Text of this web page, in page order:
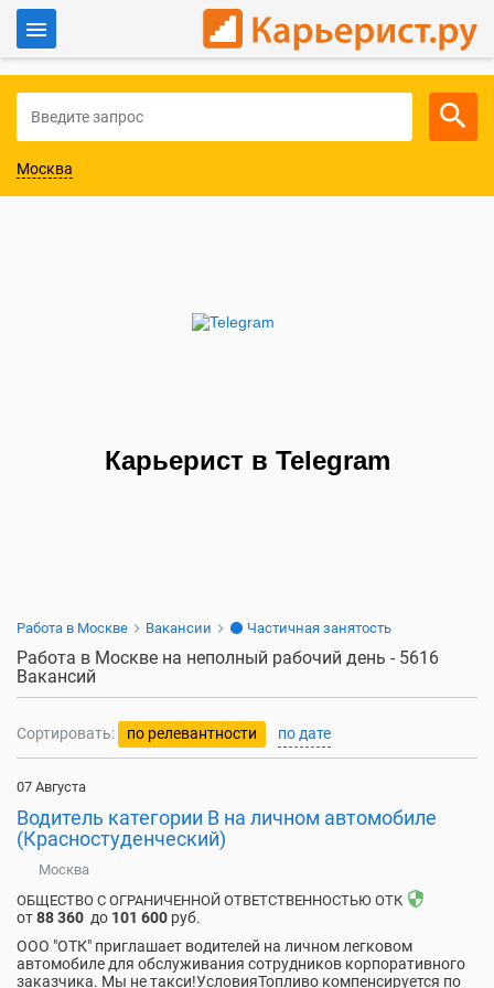
Для работодателей
Москва
Карьерист в Telegram
Работа в Москве Вакансии ⚫ Частичная занятость
Работа в Москве на неполный рабочий день - 5616
Вакансий
Сортировать: по релевантности по дате
07 Августа
Водитель категории В на личном автомобиле
(Красностуденческий)
Москва
ОБЩЕСТВО С ОГРАНИЧЕННОЙ ОТВЕТСТВЕННОСТЬЮ ОТК security
от88 360 до 101 600 руб.
ООО "ОТК" приглашает водителей на личном легковом
автомобиле для обслуживания сотрудников корпоративного
заказчика. Мы не такси!УсловияТопливо компенсируется по